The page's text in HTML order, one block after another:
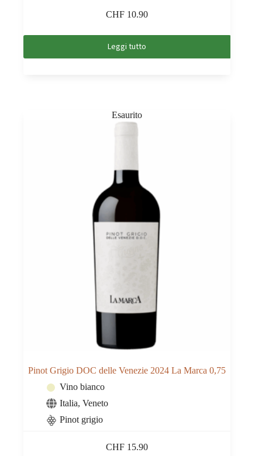
CHF 10.90
Leggi tutto
Pinot Grigio DOC delle Venezie 2024 La Marca 0,75
Vino bianco
Italia, Veneto
Pinot grigio
CHF 15.90